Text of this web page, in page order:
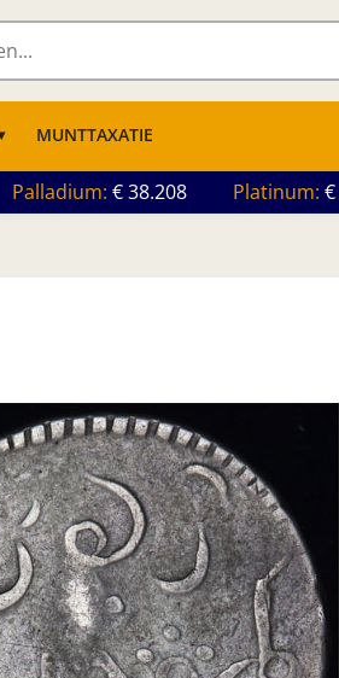
MUNTTAXATIE
Palladium 38.208 Platinum